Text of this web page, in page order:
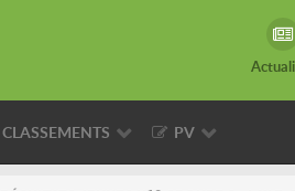
CLASSEMENTS PV